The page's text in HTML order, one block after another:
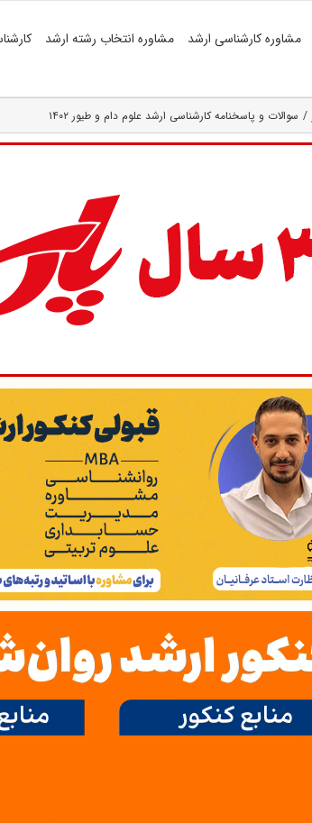
مشاوره کارشناسی ارشد مشاوره انتخاب رشته ارشد
سوالات و پاسخنامه کارشناسی ارشد علوم دام و طیور ۱۴۰۲